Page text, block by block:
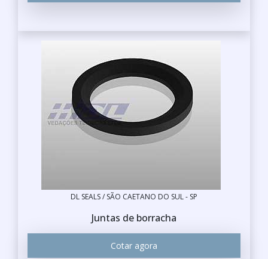
DL SEALS / SÃO CAETANO DO SUL - SP
Juntas de borracha
Cotar agora